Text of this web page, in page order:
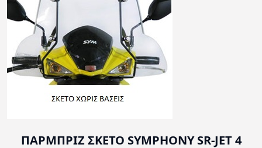
ΠΑΡΜΠΡΙΖ ΣΚΕΤΟ SYMPHONY SR-JET 4